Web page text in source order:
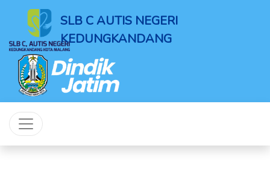
SLB C AUTIS NEGERI
KEDUNGKANDANG